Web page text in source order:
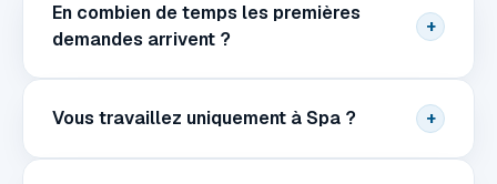
En combien de temps les premières
demandes arrivent ?
+
Vous travaillez uniquement à Spa ? +